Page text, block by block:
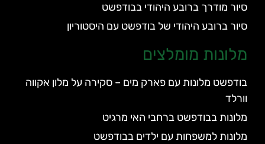
סיור מודרך ברובע היהודי בבודפשט
סיור ברובע היהודי של בודפשט עם היסטוריון
מלונות מומלצים
בודפשט מלונות עם פארק מים – סקירה על מלון אקווה
וורלד
מלונות בבודפשט ברחבי האי מרגיט
מלונות למשפחות עם ילדים בבודפשט